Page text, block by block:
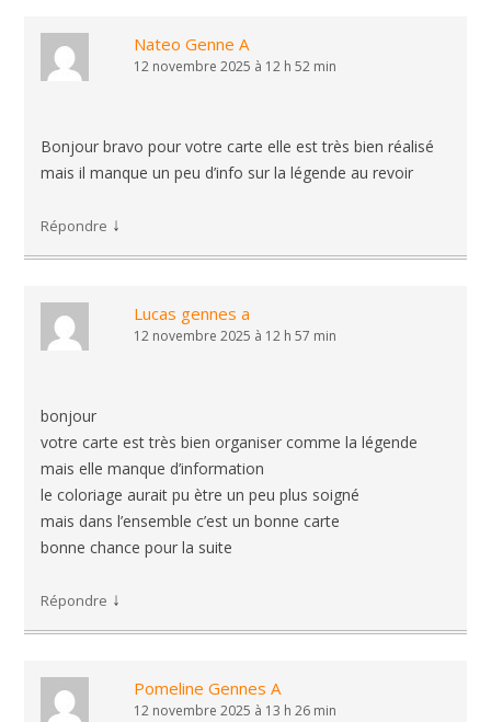
Nateo Genne A
12 novembre 2025 à 12 h 52 min
Bonjour bravo pour votre carte elle est très bien réalisé
mais il manque un peu d’info sur la légende au revoir
Répondre ↓
Lucas gennes a
12 novembre 2025 à 12 h 57 min
bonjour
votre carte est très bien organiser comme la légende
mais elle manque d’information
le coloriage aurait pu ètre un peu plus soigné
mais dans l’ensemble c’est un bonne carte
bonne chance pour la suite
Répondre ↓
Pomeline Gennes A
12 novembre 2025 à 13 h 26 min